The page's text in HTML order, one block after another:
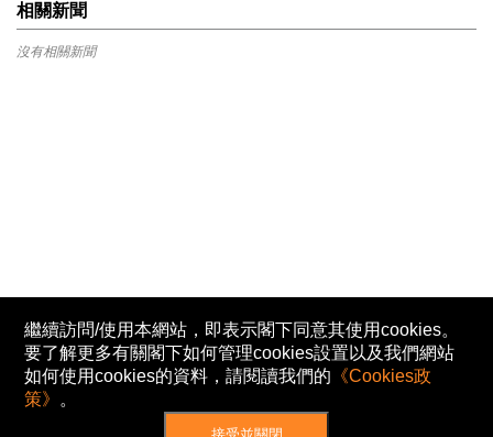
相關新聞
沒有相關新聞
繼續訪問/使用本網站，即表示閣下同意其使用cookies。
要了解更多有關閣下如何管理cookies設置以及我們網站
如何使用cookies的資料，請閱讀我們的 《Cookies政
策》 。